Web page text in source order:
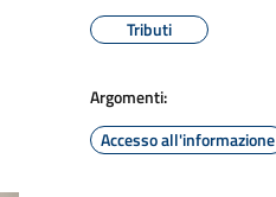
Tributi
Argomenti:
Accesso all'informazione